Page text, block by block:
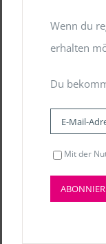
Wenn du
erhalten
Du
Mit der